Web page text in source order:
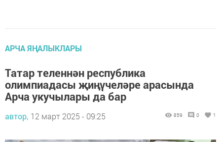
АРЧА ЯҢАЛЫКЛАРЫ
Татар теленнән республика
олимпиадасы җиңүчеләре арасында
Арча укучылары да бар
автор, 12 март 2025 - 09:25 859 0 1